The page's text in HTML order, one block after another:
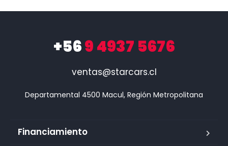
+569 4937 5676
ventas@starcars.cl
Financiamiento